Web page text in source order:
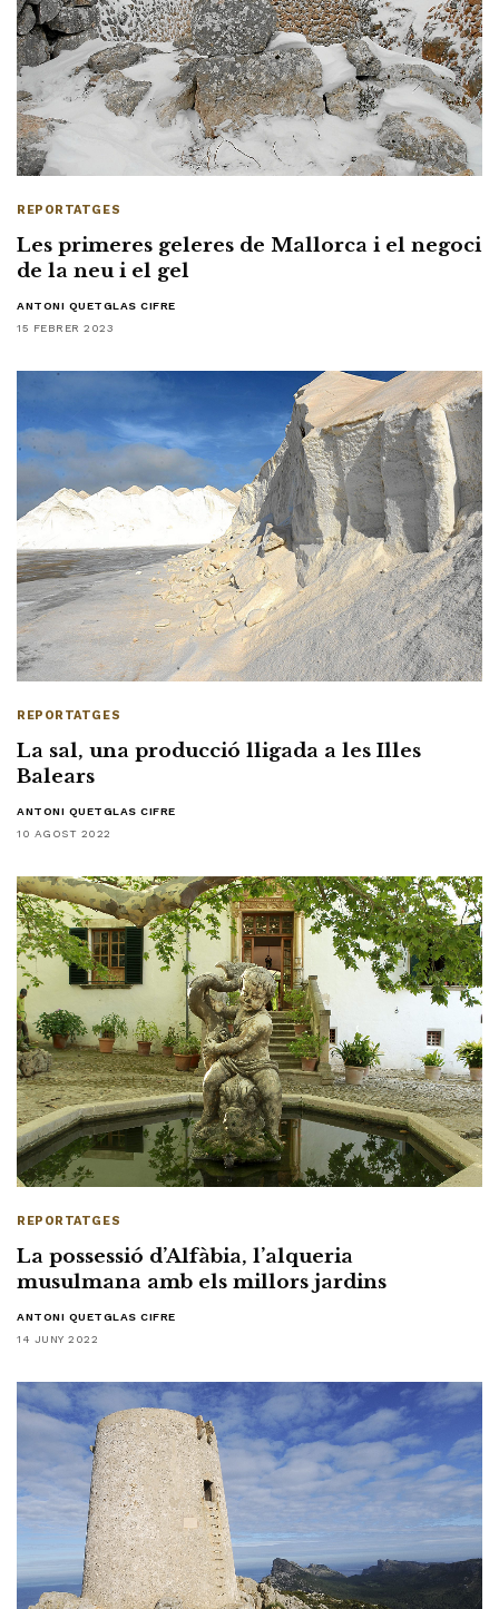
REPORTATGES
Les primeres geleres de Mallorca i el negoci
de la neu i el gel
ANTONI QUETGLAS CIFRE
15 FEBRER 2023
REPORTATGES
La sal, una producció lligada a les Illes
Balears
ANTONI QUETGLAS CIFRE
10 AGOST 2022
REPORTATGES
La possessió d’Alfàbia, l’alqueria
musulmana amb els millors jardins
ANTONI QUETGLAS CIFRE
14 JUNY 2022